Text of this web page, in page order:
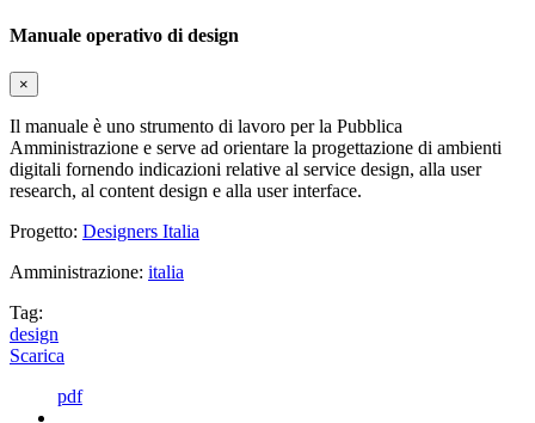
Manuale operativo di design
×
Il manuale è uno strumento di lavoro per la Pubblica
Amministrazione e serve ad orientare la progettazione di ambienti
digitali fornendo indicazioni relative al service design, alla user
research, al content design e alla user interface.
Progetto: Designers Italia
Amministrazione: italia
Tag:
design
Scarica
pdf